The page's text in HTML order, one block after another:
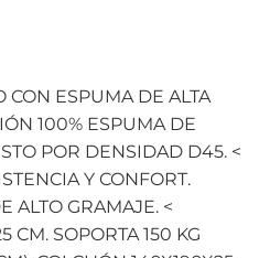
CON ESPUMA DE ALTA
100% ESPUMA DE
POR DENSIDAD D45. <
Y CONFORT.
ALTO GRAMAJE. <
CM. SOPORTA 150 KG